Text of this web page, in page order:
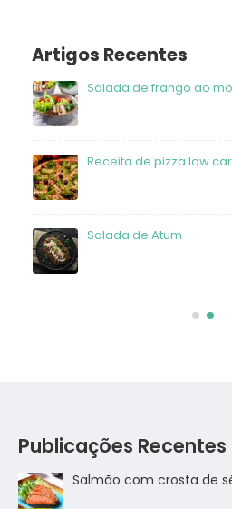
Artigos Recentes
Salada de frango ao
Receita de pizza low
Salada de Atum
Publicações Recentes
Salmão com crosta de